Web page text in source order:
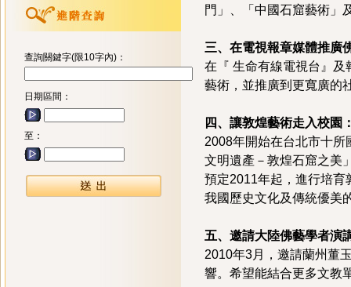
查詢關鍵字(限10字內)：
日期區間：
至：
門」、「中國石窟藝術」
三、在電視報章媒體推廣
在『 生命有線電視台』
藝術，並推廣到更寬廣的
四、讓敦煌藝術走入校園
2008年開始在台北市十
文明遺產－敦煌石窟之美
預定2011年起，進行培育
我國歷史文化及傳統優美
五、邀請大陸佛藝學者演
2010年3月，邀請蘭州董
響。希望能結合更多文教